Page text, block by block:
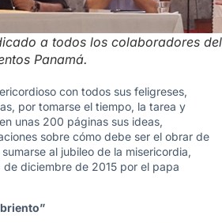
a todos los colaboradores del
Panamá.
con todos sus feligreses,
por tomarse el tiempo, la tarea y
unas 200 páginas sus ideas,
sobre cómo debe ser el obrar de
al jubileo de la misericordia,
diciembre de 2015 por el papa